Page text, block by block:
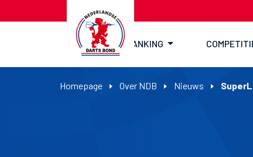
RANKING
Homepage Over NDB Nieuws